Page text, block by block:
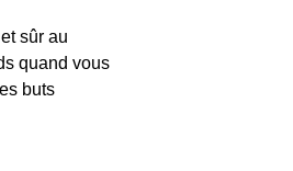
sûr au
quand vous
buts